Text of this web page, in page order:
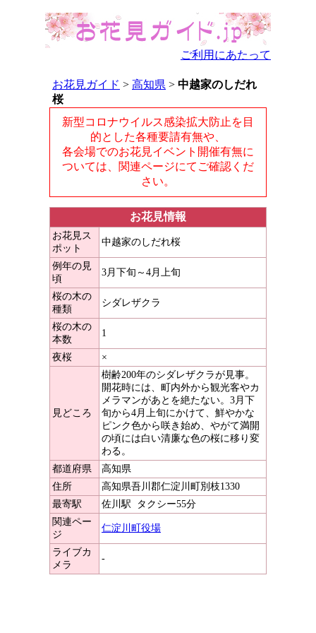
ご利用にあたって
お花見ガイド > 高知県 > 中越家のしだれ
桜
新型コロナウイルス感染拡大防止を目
的とした各種要請有無や、
各会場でのお花見イベント開催有無に
ついては、関連ページにてご確認くだ
さい。
お花見情報
お花見ス
ポット
中越家のしだれ桜
例年の見
頃
3月下旬～4月上旬
桜の木の
種類
シダレザクラ
桜の木の
本数
1
夜桜 ×
見どころ
樹齢200年のシダレザクラが見事。
開花時には、町内外から観光客やカ
メラマンがあとを絶たない。3月下
旬から4月上旬にかけて、鮮やかな
ピンク色から咲き始め、やがて満開
の頃には白い清廉な色の桜に移り変
わる。
都道府県
高知県
住所
高知県吾川郡仁淀川町別枝1330
最寄駅
佐川駅 タクシー55分
関連ペー
ジ
仁淀川町役場
ライブカ
メラ
-